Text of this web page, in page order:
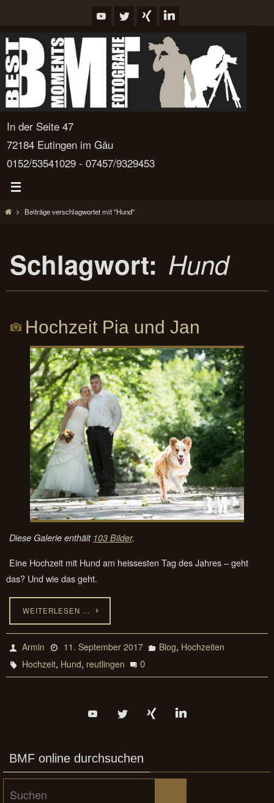
springen
In der Seite 47
72184 Eutingen im Gäu
0152/53541029 - 07457/9329453
StartBeiträge verschlagwortet mit "Hund"
Schlagwort: Hund
Hochzeit Pia und Jan
Diese Galerie enthält 103 Bilder.
Eine Hochzeit mit Hund am heissesten Tag des Jahres – geht
das? Und wie das geht.
WEITERLESEN …
Armin 11. September 2017 Blog, Hochzeiten
Hochzeit, Hund, reutlingen 0
BMF online durchsuchen